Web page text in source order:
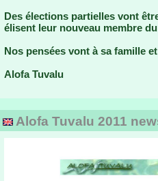
Des élections partielles vont
élisent leur nouveau membre
Nos pensées vont à sa famille
Alofa Tuvalu
Alofa Tuvalu 2011